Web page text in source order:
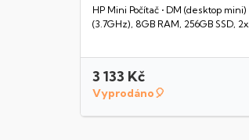
HP Mini Počítač • DM (desktop
(3.7GHz), 8GB RAM, 256GB SSD,
3 133 Kč
Vyprodáno🎈